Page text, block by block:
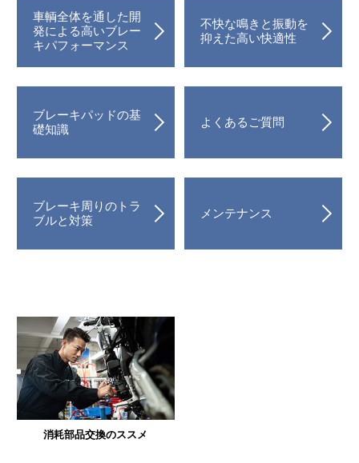
車輌全体を通した開
発による高いブレー
キパフォーマンス
不快な鳴きと振動を
抑えた高い快適性
ブレーキパッドの基
礎知識
よくあるご質問
ブレーキ周りのトラ
ブルと対策
メンテナンス
消耗部品交換のススメ